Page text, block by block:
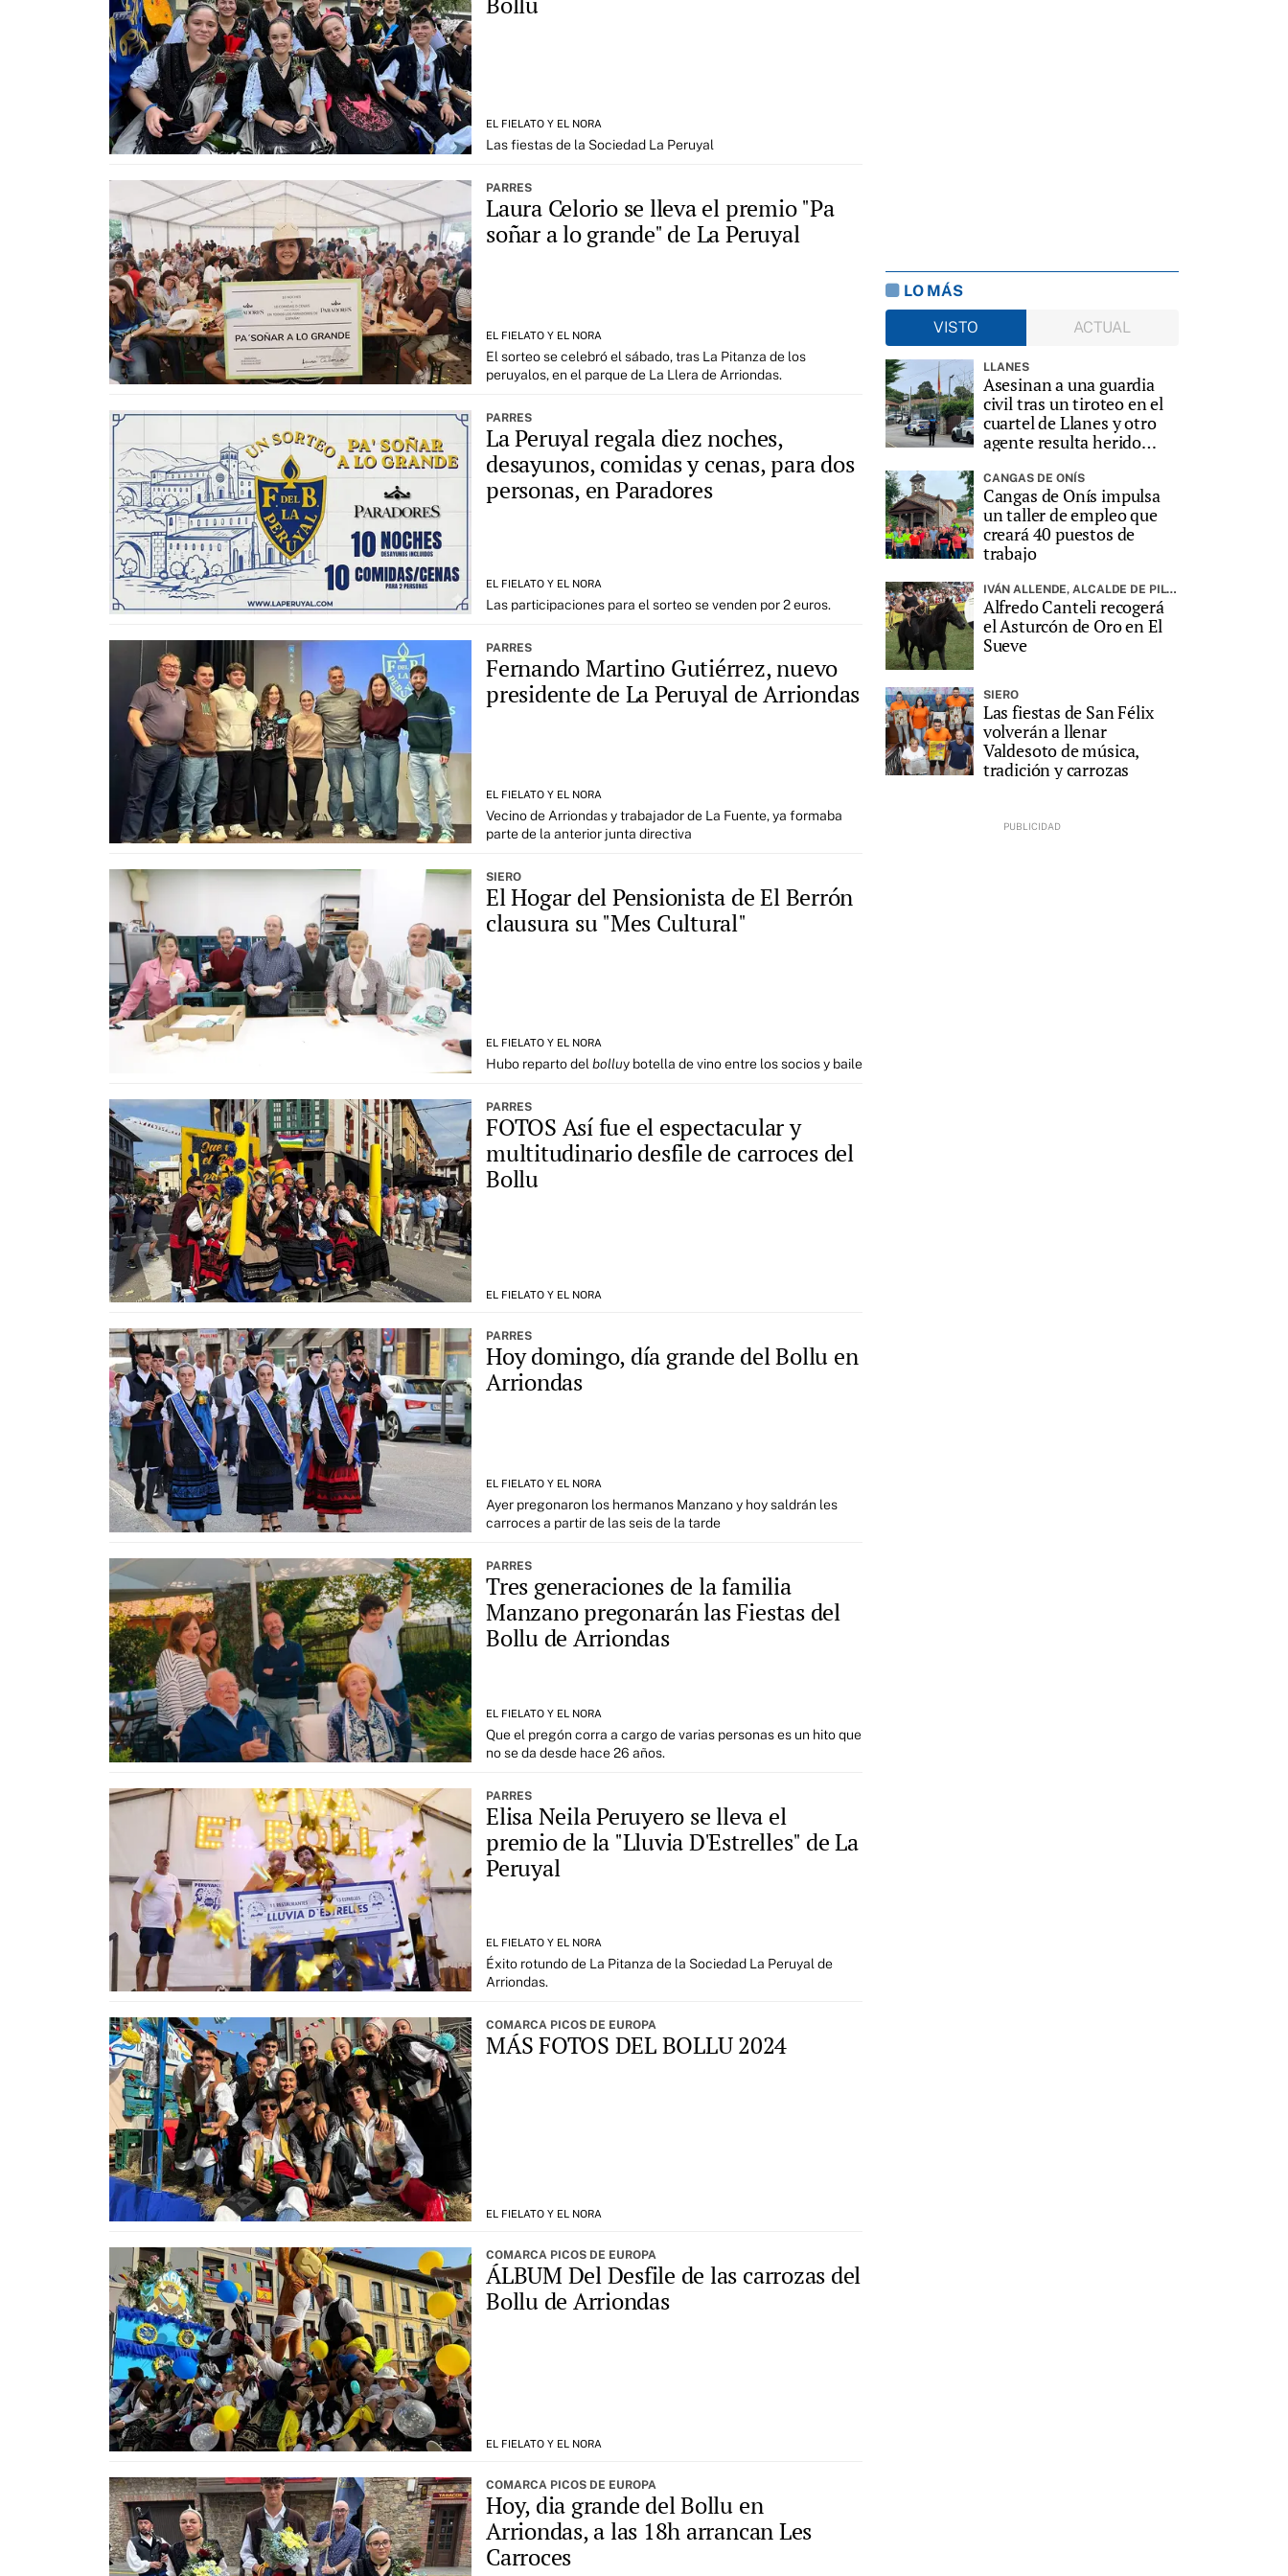
EL FIELATO Y EL NORA
Las fiestas de la Sociedad La Peruyal
PARRES
Laura Celorio se lleva el premio "Pa
soñar a lo grande" de La Peruyal
EL FIELATO Y EL NORA
El sorteo se celebró el sábado, tras La Pitanza de los
peruyalos, en el parque de La Llera de Arriondas.
PARRES
La Peruyal regala diez noches,
desayunos, comidas y cenas, para dos
personas, en Paradores
EL FIELATO Y EL NORA
Las participaciones para el sorteo se venden por 2 euros.
PARRES
Fernando Martino Gutiérrez, nuevo
presidente de La Peruyal de Arriondas
EL FIELATO Y EL NORA
Vecino de Arriondas y trabajador de La Fuente, ya formaba
parte de la anterior junta directiva
SIERO
El Hogar del Pensionista de El Berrón
clausura su "Mes Cultural"
EL FIELATO Y EL NORA
Hubo reparto del bolluy botella de vino entre los socios y baile
PARRES
FOTOS Así fue el espectacular y
multitudinario desfile de carroces del
Bollu
EL FIELATO Y EL NORA
PARRES
Hoy domingo, día grande del Bollu en
Arriondas
EL FIELATO Y EL NORA
Ayer pregonaron los hermanos Manzano y hoy saldrán les
carroces a partir de las seis de la tarde
PARRES
Tres generaciones de la familia
Manzano pregonarán las Fiestas del
Bollu de Arriondas
EL FIELATO Y EL NORA
Que el pregón corra a cargo de varias personas es un hito que
no se da desde hace 26 años.
PARRES
Elisa Neila Peruyero se lleva el
premio de la "Lluvia D'Estrelles" de La
Peruyal
EL FIELATO Y EL NORA
Éxito rotundo de La Pitanza de la Sociedad La Peruyal de
Arriondas.
COMARCA PICOS DE EUROPA
MÁS FOTOS DEL BOLLU 2024
EL FIELATO Y EL NORA
COMARCA PICOS DE EUROPA
ÁLBUM Del Desfile de las carrozas del
Bollu de Arriondas
EL FIELATO Y EL NORA
COMARCA PICOS DE EUROPA
Hoy, dia grande del Bollu en
Arriondas, a las 18h arrancan Les
Carroces
LO MÁS
VISTO
ACTUAL
LLANES
Asesinan a una guardia
civil tras un tiroteo en el
cuartel de Llanes y otro
agente resulta herido
CANGAS DE ONÍS
Cangas de Onís impulsa
un taller de empleo que
creará 40 puestos de
trabajo
IVÁN ALLENDE, ALCALDE DE PILOÑA, PREGONARÁ LA FIESTA
Alfredo Canteli recogerá
el Asturcón de Oro en El
Sueve
SIERO
Las fiestas de San Félix
volverán a llenar
Valdesoto de música,
tradición y carrozas